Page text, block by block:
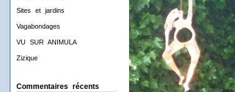
Sites et jardins
Vagabondages
VU SUR ANIMULA
Zizique
Commentaires récents